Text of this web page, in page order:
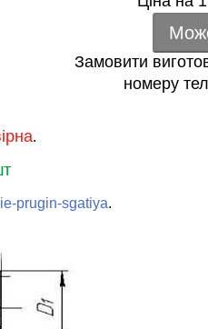
Замовити
номеру
.
prugin-sgatiya.